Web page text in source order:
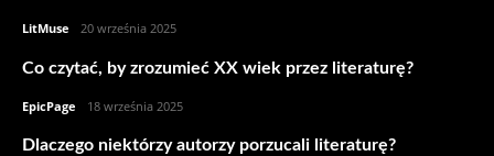
LitMuse 20 września 2025
Co czytać, by zrozumieć XX wiek przez literaturę?
EpicPage 18 września 2025
Dlaczego niektórzy autorzy porzucali literaturę?